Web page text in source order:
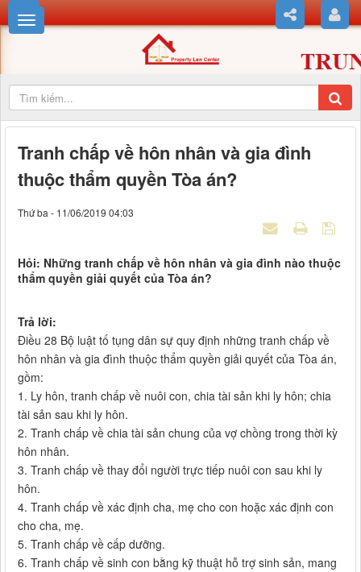
Tranh chấp về hôn nhân và gia đình
thuộc thẩm quyền Tòa án?
Thứ ba - 11/06/2019 04:03
Hỏi: Những tranh chấp về hôn nhân và gia đình nào thuộc
thẩm quyền giải quyết của Tòa án?
Trả lời:
Điều 28 Bộ luật tố tụng dân sự quy định những tranh chấp về
hôn nhân và gia đình thuộc thẩm quyền giải quyết của Tòa án,
gồm:
1. Ly hôn, tranh chấp về nuôi con, chia tài sản khi ly hôn; chia
tài sản sau khi ly hôn.
2. Tranh chấp về chia tài sản chung của vợ chồng trong thời kỳ
hôn nhân.
3. Tranh chấp về thay đổi người trực tiếp nuôi con sau khi ly
hôn.
4. Tranh chấp về xác định cha, mẹ cho con hoặc xác định con
cho cha, mẹ.
5. Tranh chấp về cấp dưỡng.
6. Tranh chấp về sinh con bằng kỹ thuật hỗ trợ sinh sản, mang